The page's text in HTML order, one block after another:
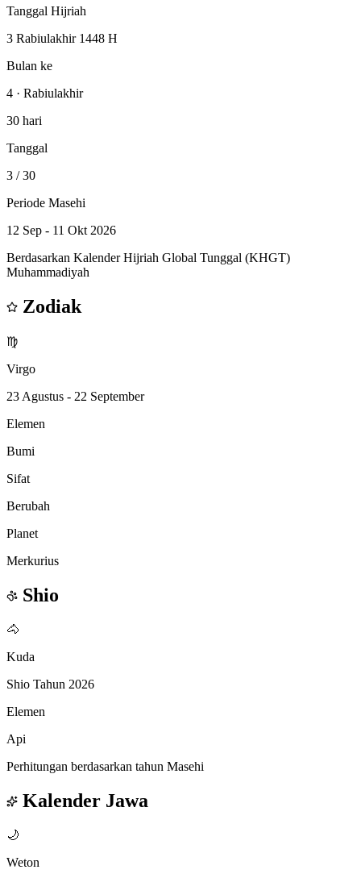
Tanggal Hijriah
3 Rabiulakhir 1448 H
Bulan ke
4 · Rabiulakhir
30 hari
Tanggal
3 / 30
Periode Masehi
12 Sep - 11 Okt 2026
Berdasarkan Kalender Hijriah Global Tunggal (KHGT)
Muhammadiyah
Zodiak
♍
Virgo
23 Agustus - 22 September
Elemen
Bumi
Sifat
Berubah
Planet
Merkurius
Shio
🐴
Kuda
Shio Tahun 2026
Elemen
Api
Perhitungan berdasarkan tahun Masehi
Kalender Jawa
🌙
Weton